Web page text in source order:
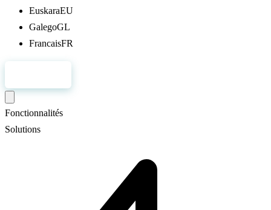
EuskaraEU
GalegoGL
FrancaisFR
Fonctionnalités
Solutions